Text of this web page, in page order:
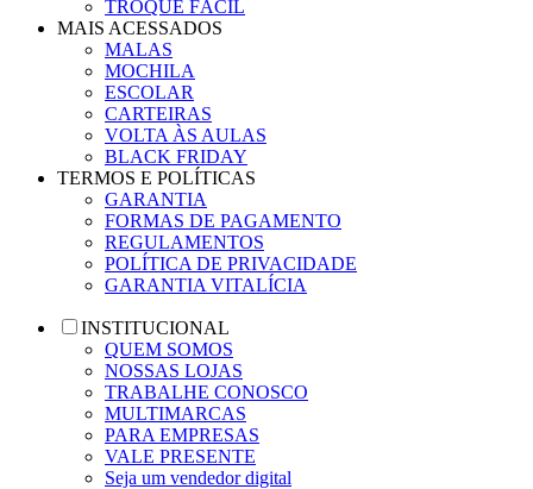
TROQUE FÁCIL
MAIS ACESSADOS
MALAS
MOCHILA
ESCOLAR
CARTEIRAS
VOLTA ÀS AULAS
BLACK FRIDAY
TERMOS E POLÍTICAS
GARANTIA
FORMAS DE PAGAMENTO
REGULAMENTOS
POLÍTICA DE PRIVACIDADE
GARANTIA VITALÍCIA
INSTITUCIONAL
QUEM SOMOS
NOSSAS LOJAS
TRABALHE CONOSCO
MULTIMARCAS
PARA EMPRESAS
VALE PRESENTE
Seja um vendedor digital